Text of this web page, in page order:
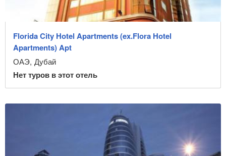
Florida City Hotel Apartments (ex.Flora Hotel
Apartments) Apt
ОАЭ, Дубай
Нет туров в этот отель